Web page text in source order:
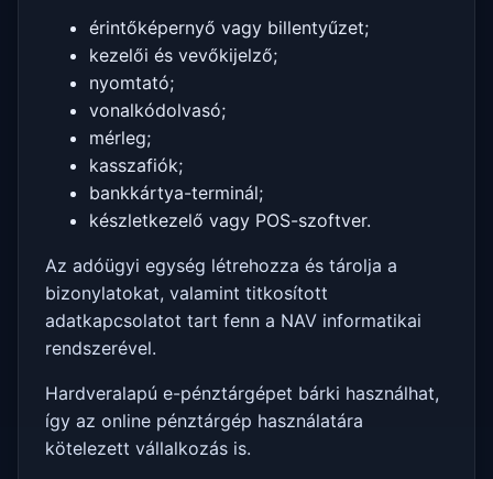
érintőképernyő vagy billentyűzet;
kezelői és vevőkijelző;
nyomtató;
vonalkódolvasó;
mérleg;
kasszafiók;
bankkártya-terminál;
készletkezelő vagy POS-szoftver.
Az adóügyi egység létrehozza és tárolja a
bizonylatokat, valamint titkosított
adatkapcsolatot tart fenn a NAV informatikai
rendszerével.
Hardveralapú e-pénztárgépet bárki használhat,
így az online pénztárgép használatára
kötelezett vállalkozás is.